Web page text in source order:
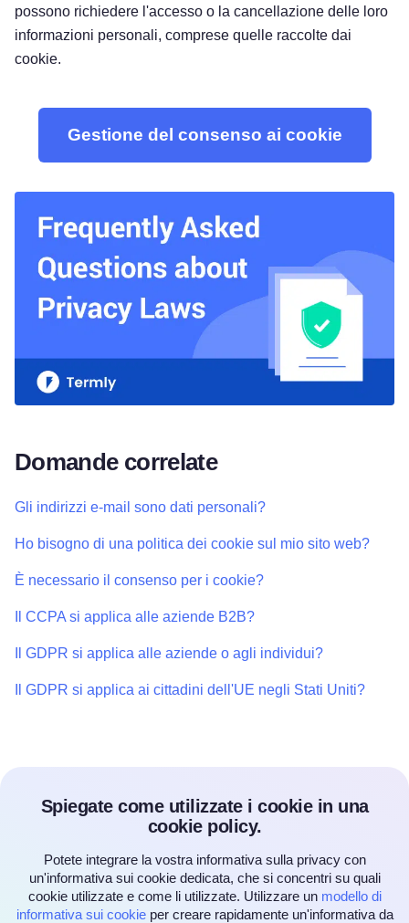
possono richiedere l'accesso o la cancellazione delle loro
informazioni personali, comprese quelle raccolte dai
cookie.
Gestione del consenso ai cookie
Domande correlate
Gli indirizzi e-mail sono dati personali?
Ho bisogno di una politica dei cookie sul mio sito web?
È necessario il consenso per i cookie?
Il CCPA si applica alle aziende B2B?
Il GDPR si applica alle aziende o agli individui?
Il GDPR si applica ai cittadini dell'UE negli Stati Uniti?
Spiegate come utilizzate i cookie in una
cookie policy.
Potete integrare la vostra informativa sulla privacy con
un'informativa sui cookie dedicata, che si concentri su quali
cookie utilizzate e come li utilizzate. Utilizzare un modello di
informativa sui cookieper creare rapidamente un'informativa da